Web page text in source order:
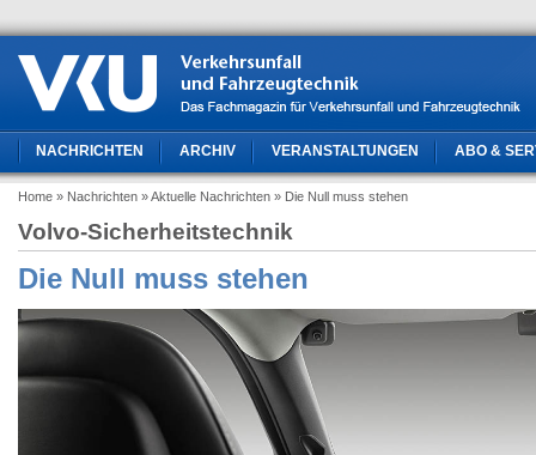
NACHRICHTEN ARCHIV VERANSTALTUNGEN ABO &
Home » Nachrichten » Aktuelle Nachrichten » Die Null muss stehen
Volvo-Sicherheitstechnik
Die Null muss stehen